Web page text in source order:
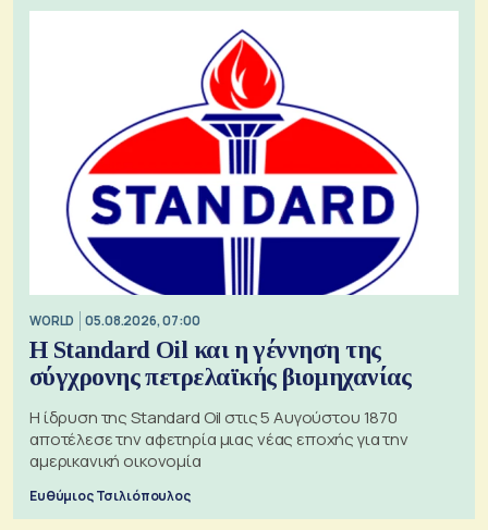
WORLD 05.08.2026, 07:00
Η Standard Oil και η γέννηση της
σύγχρονης πετρελαϊκής βιομηχανίας
Η ίδρυση της Standard Oil στις 5 Αυγούστου 1870
αποτέλεσε την αφετηρία μιας νέας εποχής για την
αμερικανική οικονομία
Ευθύμιος Τσιλιόπουλος